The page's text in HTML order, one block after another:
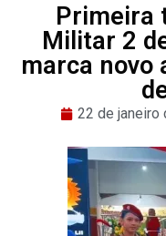
Primeira
Militar 2
marca novo
22 de janeiro